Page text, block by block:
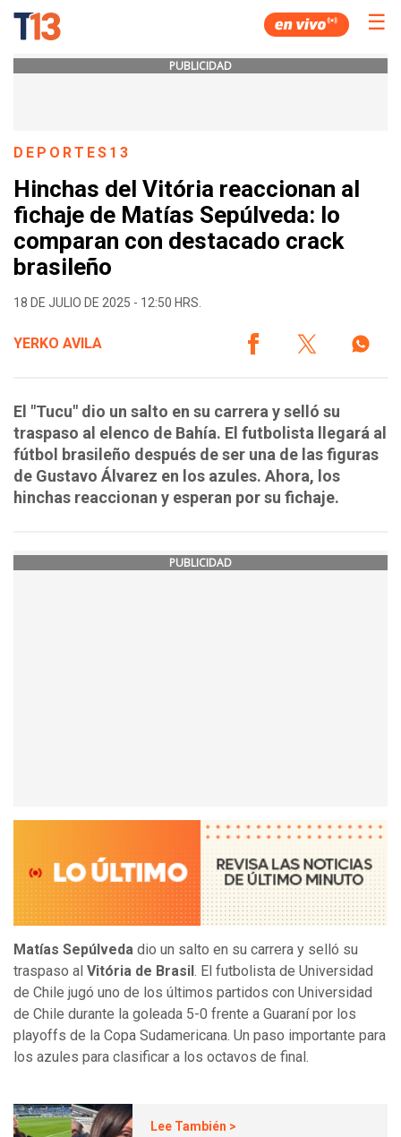
☰
PUBLICIDAD
DEPORTES13
Hinchas del Vitória reaccionan al
fichaje de Matías Sepúlveda: lo
comparan con destacado crack
brasileño
18 DE JULIO DE 2025 - 12:50 HRS.
YERKO AVILA
El "Tucu" dio un salto en su carrera y selló su
traspaso al elenco de Bahía. El futbolista llegará al
fútbol brasileño después de ser una de las figuras
de Gustavo Álvarez en los azules. Ahora, los
hinchas reaccionan y esperan por su fichaje.
PUBLICIDAD
Matías Sepúlveda dio un salto en su carrera y selló su
traspaso al Vitória de Brasil. El futbolista de Universidad
de Chile jugó uno de los últimos partidos con Universidad
de Chile durante la goleada 5-0 frente a Guaraní por los
playoffs de la Copa Sudamericana. Un paso importante para
los azules para clasificar a los octavos de final.
Lee También >